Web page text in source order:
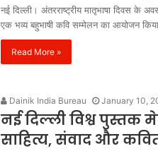
नई दिल्ली। अंतरराष्ट्रीय मातृभाषा दिवस के
एक भव्य बहुभाषी कवि सम्मेलन का आयोजन
Read More »
Dainik India Bureau January 10,
नई दिल्ली विश्व पुस्तक
साहित्य, संवाद और